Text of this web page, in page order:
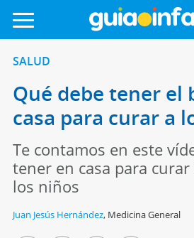
SALUD
Qué debe tener el
casa para curar a
Te contamos en este
tener en casa para
los niños
Juan Jesús Hernández, Medicina General